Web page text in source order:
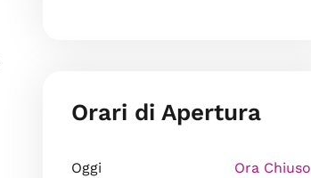
Orari di Apertura
Oggi Ora Chiuso